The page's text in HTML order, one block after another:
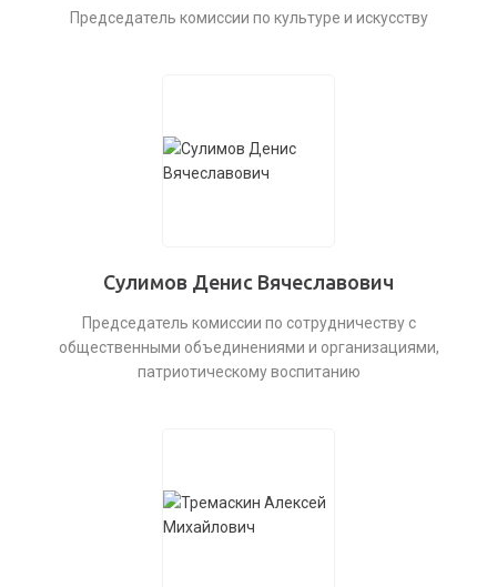
Председатель комиссии по культуре и искусству
Сулимов Денис Вячеславович
Председатель комиссии по сотрудничеству с
общественными объединениями и организациями,
патриотическому воспитанию